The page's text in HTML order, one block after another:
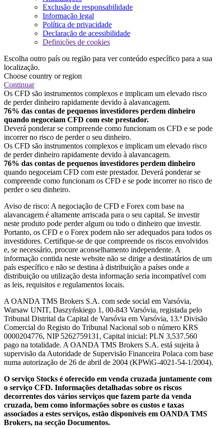
Exclusão de responsabilidade
Informação legal
Política de privacidade
Declaração de acessibilidade
Definições de cookies
Escolha outro país ou região para ver conteúdo específico para a sua
localização.
Choose country or region
Continuar
Os CFD são instrumentos complexos e implicam um elevado risco
de perder dinheiro rapidamente devido à alavancagem.
76% das contas de pequenos investidores perdem dinheiro
quando negoceiam CFD com este prestador.
Deverá ponderar se compreende como funcionam os CFD e se pode
incorrer no risco de perder o seu dinheiro.
Os CFD são instrumentos complexos e implicam um elevado risco
de perder dinheiro rapidamente devido à alavancagem.
76% das contas de pequenos investidores perdem dinheiro
quando negoceiam CFD com este prestador. Deverá ponderar se
compreende como funcionam os CFD e se pode incorrer no risco de
perder o seu dinheiro.
Aviso de risco: A negociação de CFD e Forex com base na
alavancagem é altamente arriscada para o seu capital. Se investir
neste produto pode perder algum ou todo o dinheiro que investir.
Portanto, os CFD e o Forex podem não ser adequados para todos os
investidores. Certifique-se de que compreende os riscos envolvidos
e, se necessário, procure aconselhamento independente. A
informação contida neste website não se dirige a destinatários de um
país específico e não se destina à distribuição a países onde a
distribuição ou utilização desta informação seria incompatível com
as leis, requisitos e regulamentos locais.
A OANDA TMS Brokers S.A. com sede social em Varsóvia,
Warsaw UNIT, Daszyńskiego 1, 00-843 Varsóvia, registada pelo
Tribunal Distrital da Capital de Varsóvia em Varsóvia, 13.ª Divisão
Comercial do Registo do Tribunal Nacional sob o número KRS
0000204776, NIP 5262759131, Capital inicial: PLN 3,537.560
pago na totalidade. A OANDA TMS Brokers S.A. está sujeita à
supervisão da Autoridade de Supervisão Financeira Polaca com base
numa autorização de 26 de abril de 2004 (KPWiG-4021-54-1/2004).
O serviço Stocks é oferecido em venda cruzada juntamente com
o serviço CFD. Informações detalhadas sobre os riscos
decorrentes dos vários serviços que fazem parte da venda
cruzada, bem como informações sobre os custos e taxas
associados a estes serviços, estão disponíveis em OANDA TMS
Brokers, na secção Documentos.